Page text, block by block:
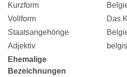
Kurzform
Vollform
Das
Staatsangehörige
Adjektiv
Ehemalige
Bezeichnungen